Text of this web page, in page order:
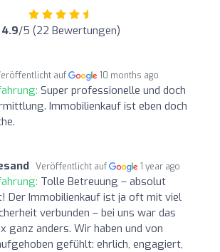
4.9/5 (22 Bewertungen)
auf 10 months ago
Super professionelle und doch
Immobilienkauf ist eben doch
Veröffentlicht auf 1 year ago
Tolle Betreuung – absolut
Der Immobilienkauf ist ja oft mit viel
verbunden – bei uns war das
ganz anders. Wir haben und von
gefühlt: ehrlich, engagiert,